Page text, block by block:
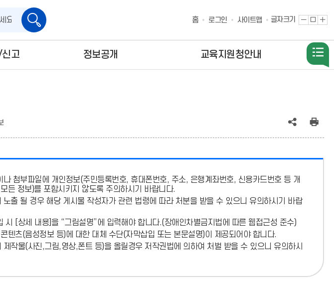
검
색
홈 로그인 사이트맵 글자크기
글
축
원
대
로
글
확
대
고 정보공개 교육지원청안내
공
(상
태
:
소)
첨부파일에 개인정보(주민등록번호, 휴대폰번호, 주소, 은행계좌번호, 신용카드번호 등 개
든 정보)를 포함시키지 않도록 주의하시기 바랍니다.
노출 될 경우 해당 게시물 작성자가 관련 법령에 따라 처분을 받을 수 있으니 유의하시기 바랍
시 [상세 내용]을 “그림설명”에 입력해야 합니다.(장애인차별금지법에 따른 웹접근성 준수)
텐츠(음성정보 등)에 대한 대체 수단(자막삽입 또는 본문설명)이 제공되어야 합니다.
제작물(사진,그림,영상,폰트 등)을 올릴경우 저작권법에 의하여 처벌 받을 수 있으니 유의하시